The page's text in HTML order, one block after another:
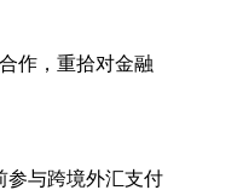
作，重拾对金融
与跨境外汇支付